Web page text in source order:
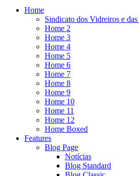
Home
Sindicato dos Vidreiros e
Home 2
Home 3
Home 4
Home 5
Home 6
Home 7
Home 8
Home 9
Home 10
Home 11
Home 12
Home Boxed
Features
Blog Page
Notícias
Blog Standard